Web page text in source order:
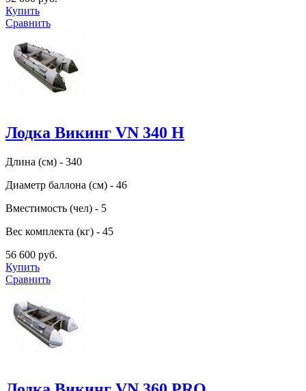
Купить
Сравнить
Лодка Викинг VN 340 H
Длина (см) - 340
Диаметр баллона (см) - 46
Вместимость (чел) - 5
Вес комплекта (кг) - 45
56 600 руб.
Купить
Сравнить